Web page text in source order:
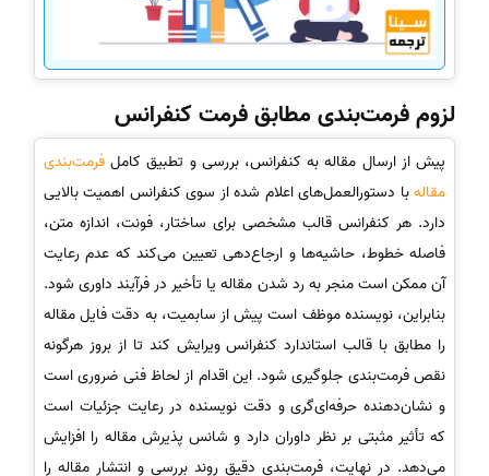
لزوم فرمت‌بندی مطابق فرمت کنفرانس
پیش از ارسال مقاله به کنفرانس، بررسی و تطبیق کامل فرمت‌بندی
مقالهبا دستورالعمل‌های اعلام شده از سوی کنفرانس اهمیت بالایی
دارد. هر کنفرانس قالب مشخصی برای ساختار، فونت، اندازه متن،
فاصله خطوط، حاشیه‌ها و ارجاع‌دهی تعیین می‌کند که عدم رعایت
آن ممکن است منجر به رد شدن مقاله یا تأخیر در فرآیند داوری شود.
بنابراین، نویسنده موظف است پیش از سابمیت، به دقت فایل مقاله
را مطابق با قالب استاندارد کنفرانس ویرایش کند تا از بروز هرگونه
نقص فرمت‌بندی جلوگیری شود. این اقدام از لحاظ فنی ضروری است
و نشان‌دهنده حرفه‌ای‌گری و دقت نویسنده در رعایت جزئیات است
که تأثیر مثبتی بر نظر داوران دارد و شانس پذیرش مقاله را افزایش
می‌دهد. در نهایت، فرمت‌بندی دقیق روند بررسی و انتشار مقاله را